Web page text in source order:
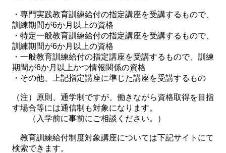
・専門実践教育訓練給付の指定講座を受講するもので、
訓練期間が6か月以上の資格
・特定一般教育訓練給付の指定講座を受講するもので、
訓練期間が6か月以上の資格
・一般教育訓練給付の指定講座を受講するもので、訓練
期間が6か月以上かつ情報関係の資格
・その他、上記指定講座に準じた講座を受講するもの
（注）原則、通学制ですが、働きながら資格取得を目指
す場合等には通信制も対象になります。
（入学前に事前にご相談ください。）
教育訓練給付制度対象講座については下記サイトにて
検索できます。